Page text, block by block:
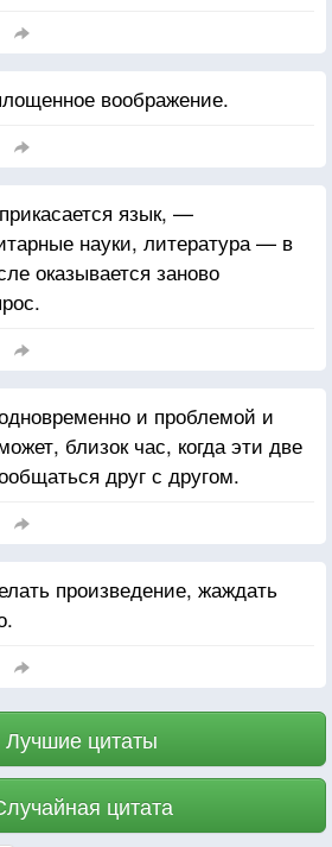
воображение.
язык, —
науки, литература — в
оказывается заново
и проблемой и
близок час, когда эти две
друг с другом.
произведение, жаждать
Лучшие цитаты
цитата